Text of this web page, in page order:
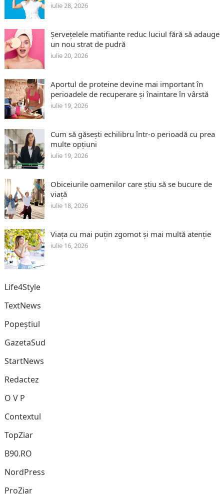
iulie 28, 2026
Șervețelele matifiante reduc luciul fără să adauge
un nou strat de pudră
iulie 20, 2026
Aportul de proteine devine mai important în
perioadele de recuperare și înaintare în vârstă
iulie 19, 2026
Cum să găsești echilibru într-o perioadă cu prea
multe opțiuni
iulie 19, 2026
Obiceiurile oamenilor care știu să se bucure de
viață
iulie 18, 2026
Viața cu mai puțin zgomot și mai multă atenție
iulie 16, 2026
Life4Style
TextNews
Popeștiul
GazetaSud
StartNews
Redactez
O V P
Contextul
TopZiar
B90.RO
NordPress
ProZiar